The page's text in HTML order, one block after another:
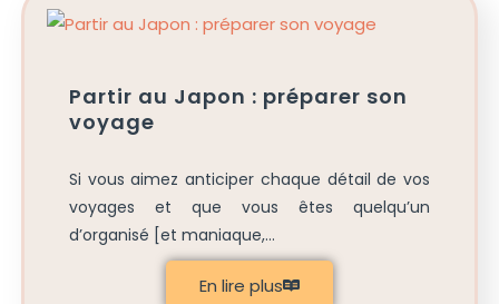
Partir au Japon : préparer son
voyage
Si vous aimez anticiper chaque détail de vos
voyages et que vous êtes quelqu’un
d’organisé [et maniaque,...
En lire plus